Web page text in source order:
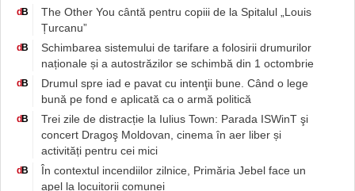
d B
The Other You cântă pentru copiii de la Spitalul „Louis
Țurcanu”
d B
Schimbarea sistemului de tarifare a folosirii drumurilor
naționale și a autostrăzilor se schimbă din 1 octombrie
d B
Drumul spre iad e pavat cu intenţii bune. Când o lege
bună pe fond e aplicată ca o armă politică
d B
Trei zile de distracție la Iulius Town: Parada ISWinT şi
concert Dragoş Moldovan, cinema în aer liber și
activități pentru cei mici
d B
În contextul incendiilor zilnice, Primăria Jebel face un
apel la locuitorii comunei